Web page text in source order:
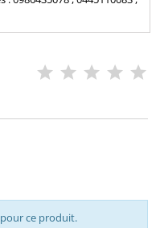
ce produit.